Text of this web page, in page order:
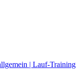
| Lauf-Training